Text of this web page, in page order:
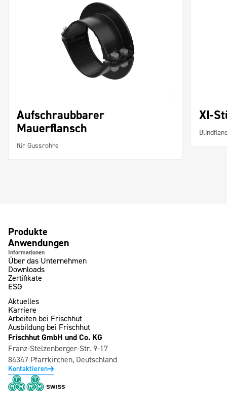
Aufschraubbarer
Mauerflansch
für Gussrohre
XI-
Produkte
Anwendungen
Informationen
Über das Unternehmen
Downloads
Zertifikate
ESG
Aktuelles
Karriere
Arbeiten bei Frischhut
Ausbildung bei Frischhut
Frischhut GmbH und Co. KG
Franz-Stelzenberger-Str. 9-17
84347 Pfarrkirchen, Deutschland
Kontaktieren